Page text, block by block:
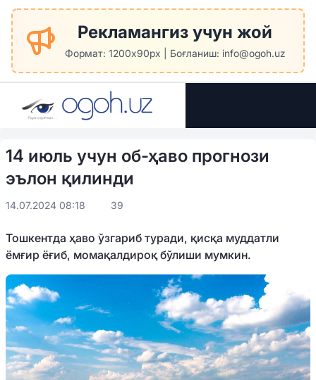
Рекламангиз учун жой
Формат: 1200x90px | Боғланиш: info@ogoh.uz
14 июль учун об-ҳаво прогнози
эълон қилинди
14.07.2024 08:18 39
Тошкентда ҳаво ўзгариб туради, қисқа муддатли
ёмғир ёғиб, момақалдироқ бўлиши мумкин.